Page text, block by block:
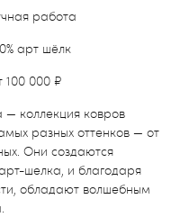
работа
арт шёлк
100 000 ₽
коллекция ковров
разных оттенков — от
Они создаются
шелка, и благодаря
обладают волшебным